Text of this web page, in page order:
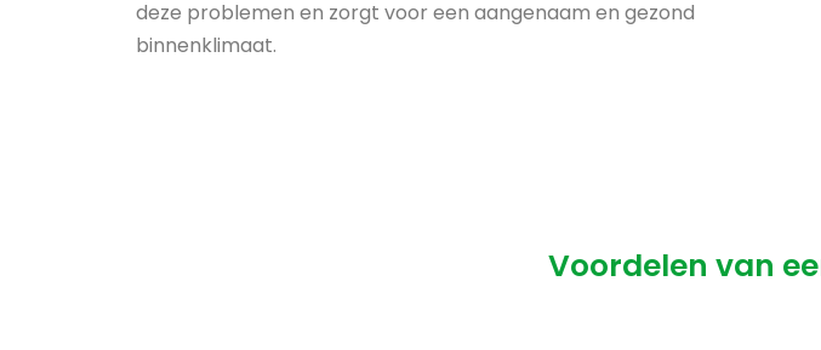
deze problemen en zorgt voor een aangenaam en gezond
binnenklimaat.
Voordelen van